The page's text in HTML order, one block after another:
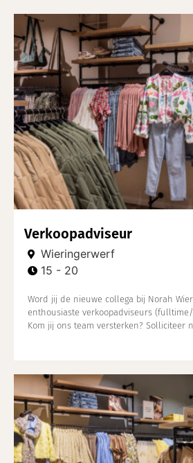
Verkoopadviseur
Wieringerwerf
15 - 20
Word jij de nieuwe collega bij Norah
enthousiaste verkoopadviseurs
Kom jij ons team versterken? Solliciteer